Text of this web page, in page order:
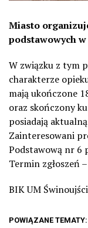
Miasto
podstawowych
W związku z tym
charakterze
mają ukończone
oraz skończony
posiadają
Zainteresowani
Podstawową nr 6
Termin zgłoszeń
BIK UM
POWIĄZANE TEMATY: